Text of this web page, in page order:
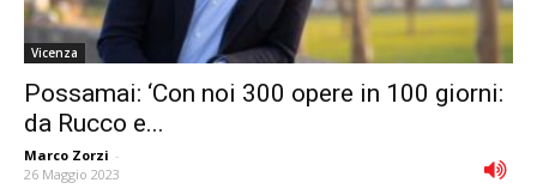
Vicenza
Possamai: ‘Con noi 300 opere in 100 giorni:
da Rucco e...
Marco Zorzi -
26 Maggio 2023